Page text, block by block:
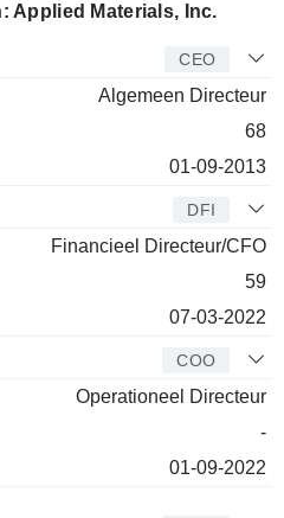
Applied Materials, Inc.
CEO
Algemeen Directeur
68
01-09-2013
DFI
Financieel Directeur/CFO
59
07-03-2022
COO
Operationeel Directeur
-
01-09-2022